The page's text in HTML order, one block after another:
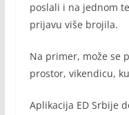
poslali i na jednom
prijavu više brojila.
Na primer, može se
prostor, vikendicu,
Aplikacija ED Srbije